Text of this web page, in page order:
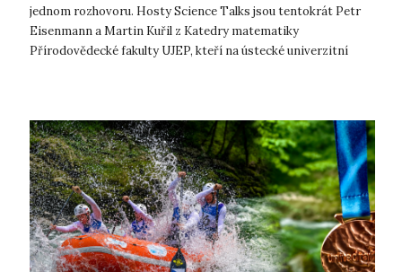
jednom rozhovoru. Hosty Science Talks jsou tentokrát Petr
Eisenmann a Martin Kuřil z Katedry matematiky
Přírodovědecké fakulty UJEP, kteří na ústecké univerzitní